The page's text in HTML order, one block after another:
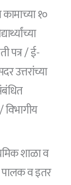
१०
पत्र / ई-
उत्तरांच्या
शाळा व
पालक व इतर